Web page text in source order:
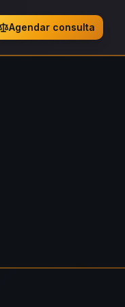
Agendar consulta